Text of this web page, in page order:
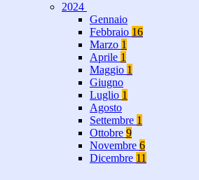
2024
Gennaio
Febbraio 16
Marzo 1
Aprile 1
Maggio 1
Giugno
Luglio 1
Agosto
Settembre 1
Ottobre 9
Novembre 6
Dicembre 11